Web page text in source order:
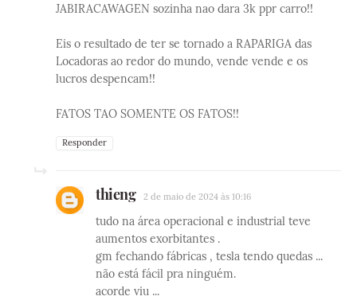
JABIRACAWAGEN sozinha nao dara 3k ppr carro!!
Eis o resultado de ter se tornado a RAPARIGA das
Locadoras ao redor do mundo, vende vende e os
lucros despencam!!
FATOS TAO SOMENTE OS FATOS!!
Responder
thieng 2 de maio de 2024 às 10:16
tudo na área operacional e industrial teve
aumentos exorbitantes .
gm fechando fábricas , tesla tendo quedas ...
não está fácil pra ninguém.
acorde viu ...